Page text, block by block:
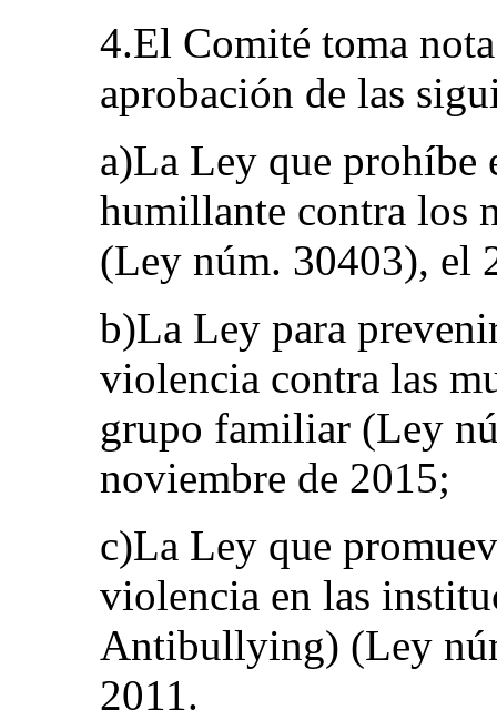
4.El Comité toma
aprobación de las
a)La Ley que prohíbe
humillante contra los
(Ley núm. 30403), el
b)La Ley para
violencia contra las
grupo familiar (Ley
noviembre de 2015;
c)La Ley que
violencia en las
Antibullying) (Ley
2011.